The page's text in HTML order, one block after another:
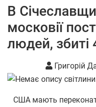
В
московії
людей,
Григорій
США мають